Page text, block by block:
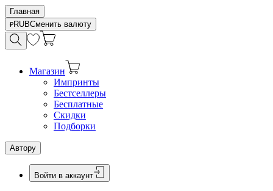
Главная
RUBСменить валюту
Магазин
Импринты
Бестселлеры
Бесплатные
Скидки
Подборки
Автору
Войти в аккаунт